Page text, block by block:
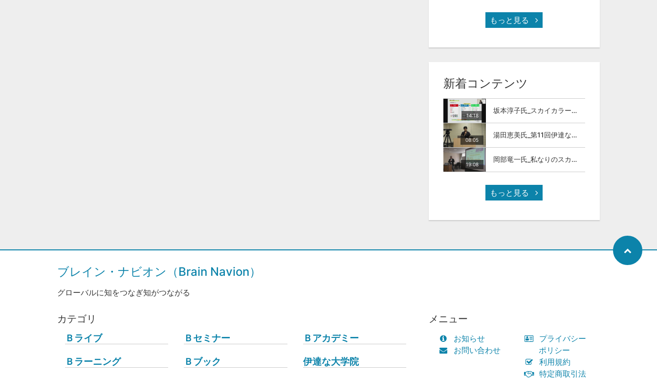
もっと見る
新着コンテンツ
14:18
坂本淳子氏_スカイカラー人材とは
08:05
湯田恵美氏_第11回伊達な大学院セミナー
19:08
岡部竜一氏_私なりのスカイカラ―人材
もっと見る
ブレイン・ナビオン（Brain Navion）
グローバルに知をつなぎ知がつながる
カテゴリ
Ｂライブ
Ｂセミナー
Ｂアカデミー
Ｂラーニング
Ｂブック 伊達な大学院
メニュー
お知らせ
お問い合わせ
プライバシー
ポリシー
利用規約
特定商取引法